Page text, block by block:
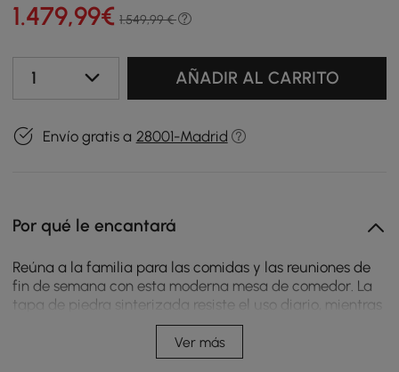
1.479,99€ 1.549,99 €
1 AÑADIR AL CARRITO
Envío gratis a 28001-Madrid
Por qué le encantará
Reúna a la familia para las comidas y las reuniones de
fin de semana con esta moderna mesa de comedor. La
tapa de piedra sinterizada resiste el uso diario, mientras
que la base escultural añade un aspecto refinado para
Ver más